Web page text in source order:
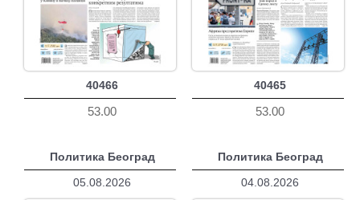
40466
53.00
40465
53.00
Политика Београд
05.08.2026
Политика Београд
04.08.2026